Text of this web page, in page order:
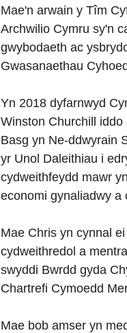
Mae'n arwain y Tîm
Archwilio Cymru sy'n
gwybodaeth ac
Gwasanaethau
Yn 2018 dyfarnwyd
Winston Churchill
Basg yn Ne-ddwyrain
yr Unol Daleithiau i
cydweithfeydd mawr
economi gynaliadwy a
Mae Chris yn cynnal
cydweithredol a
swyddi Bwrdd gyda
Chartrefi Cymoedd
Mae bob amser yn